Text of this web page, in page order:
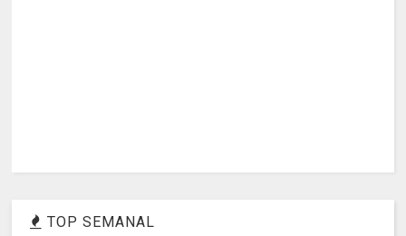
TOP SEMANAL